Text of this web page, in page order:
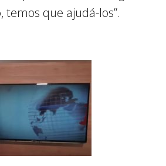
temos que ajudá-los”.